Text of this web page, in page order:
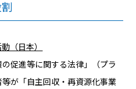
（日本）
の促進等に関する法律」（プラ
が「自主回収・再資源化事業